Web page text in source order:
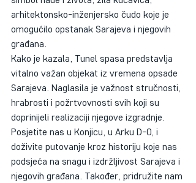
arhitektonsko-inženjersko čudo koje je
omogućilo opstanak Sarajeva i njegovih
građana.
Kako je kazala, Tunel spasa predstavlja
vitalno važan objekat iz vremena opsade
Sarajeva. Naglasila je važnost stručnosti,
hrabrosti i požrtvovnosti svih koji su
doprinijeli realizaciji njegove izgradnje.
Posjetite nas u Konjicu, u Arku D-0, i
doživite putovanje kroz historiju koje nas
podsjeća na snagu i izdržljivost Sarajeva i
njegovih građana. Također, pridružite nam